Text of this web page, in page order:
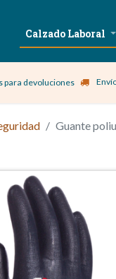
Calzado Laboral
para devoluciones
Guante